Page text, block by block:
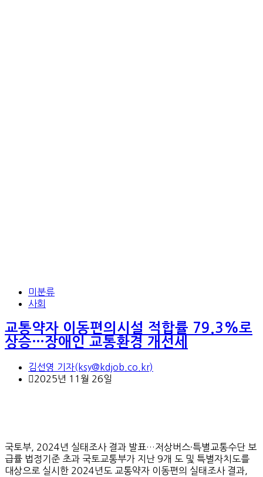
미분류
사회
교통약자 이동편의시설 적합률 79.3%로
상승…장애인 교통환경 개선세
김선영 기자(ksy@kdjob.co.kr)
2025년 11월 26일
국토부, 2024년 실태조사 결과 발표…저상버스·특별교통수단 보
급률 법정기준 초과 국토교통부가 지난 9개 도 및 특별자치도를
대상으로 실시한 2024년도 교통약자 이동편의 실태조사 결과,